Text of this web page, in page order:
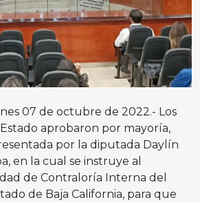
07 de octubre de 2022.- Los
aprobaron por mayoría,
por la diputada Daylín
en la cual se instruye al
de Contraloría Interna del
de Baja California, para que